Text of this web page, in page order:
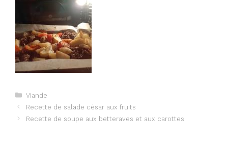
Catégories
Viande
Navigation
des
Recette de salade césar aux fruits
Recette de soupe aux betteraves et aux carottes